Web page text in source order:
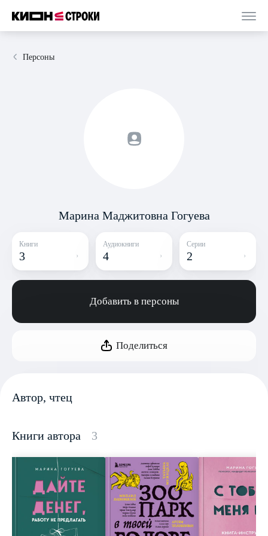
Персоны
Марина Маджитовна Гогуева
Книги
3
Аудиокниги
4
Серии
2
Добавить в персоны
Поделиться
Автор, чтец
Книги автора 3